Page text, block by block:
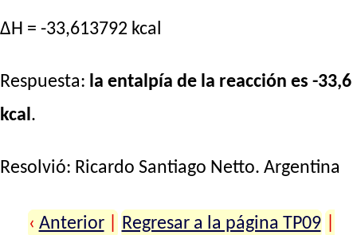
ΔH = -33,613792 kcal
Respuesta: la entalpía de la reacción es -33,6
kcal.
Resolvió: Ricardo Santiago Netto. Argentina
‹ Anterior Regresar a la página TP09